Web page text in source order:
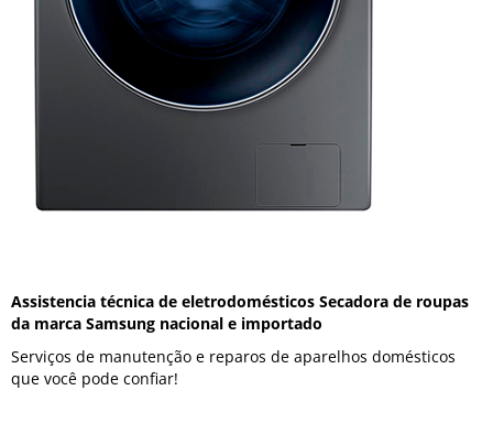
Assistencia técnica de eletrodomésticos Secadora de roupas
da marca Samsung nacional e importado
Serviços de manutenção e reparos de aparelhos domésticos
que você pode confiar!